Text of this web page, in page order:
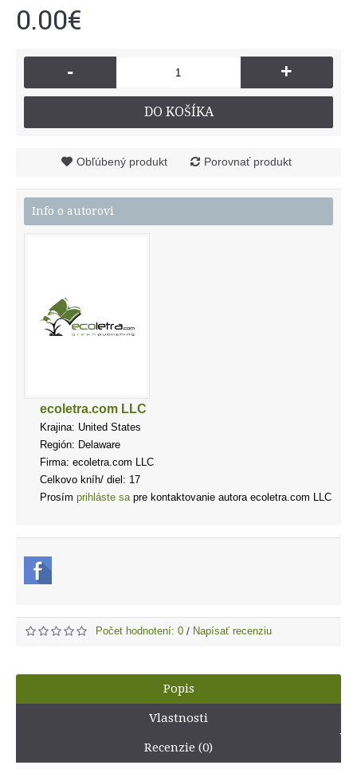
0.00€
- +
DO KOŠÍKA
Obľúbený produkt Porovnať produkt
Info o autorovi
ecoletra.com LLC
Krajina: United States
Región: Delaware
Firma: ecoletra.com LLC
Celkovo kníh/ diel: 17
Prosím prihláste sapre kontaktovanie autora ecoletra.com LLC
Počet hodnotení: 0 / Napísať recenziu
Popis
Vlastnosti
Recenzie (0)